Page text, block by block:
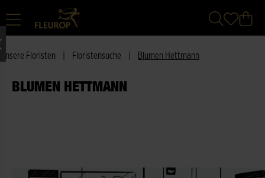
Unsere Floristen Floristensuche Blumen Hettmann
BLUMEN HETTMANN